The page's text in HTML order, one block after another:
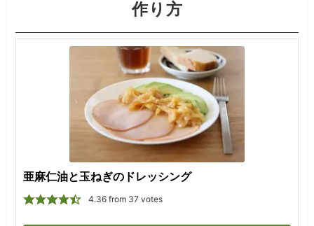
作り方
亜麻仁油と玉ねぎのドレッシング
4.36from 37 votes